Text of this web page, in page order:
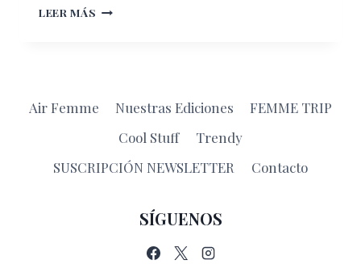
LEER MÁS THE
Air Femme Nuestras Ediciones
FEMME TRIP
Cool Stuff
Trendy
SUSCRIPCIÓN NEWSLETTER
Contacto
SÍGUENOS